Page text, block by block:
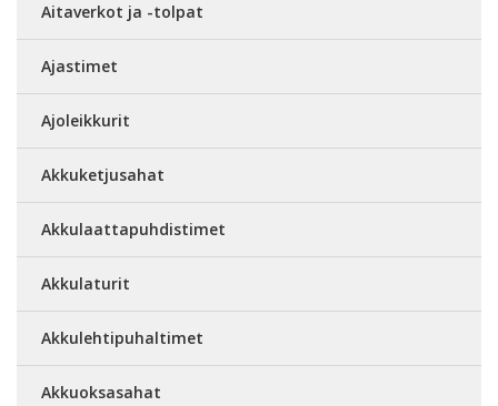
Aitaverkot ja -tolpat
Ajastimet
Ajoleikkurit
Akkuketjusahat
Akkulaattapuhdistimet
Akkulaturit
Akkulehtipuhaltimet
Akkuoksasahat